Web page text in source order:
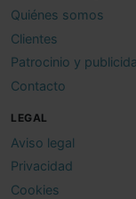
Quiénes somos
Clientes
Patrocinio y
Contacto
LEGAL
Aviso legal
Privacidad
Cookies